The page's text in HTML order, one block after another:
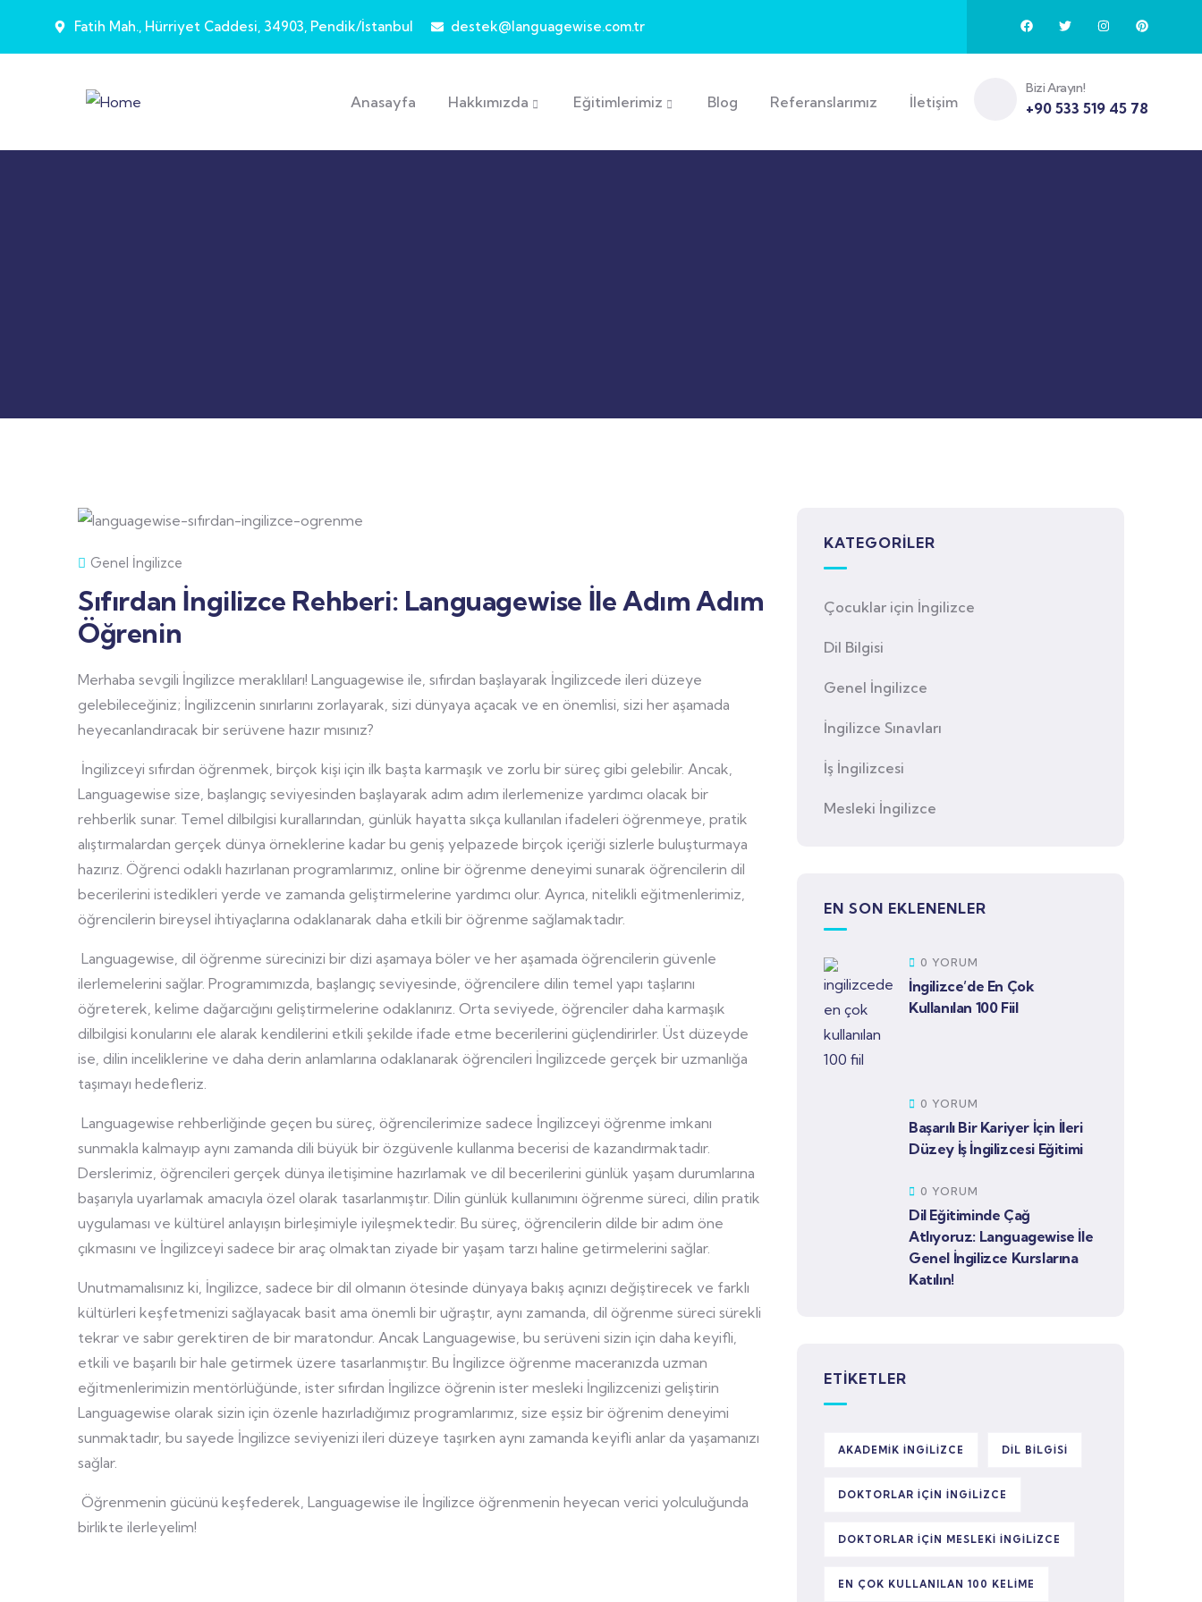
Fatih Mah., Hürriyet Caddesi, 34903, Pendik/İstanbul destek@languagewise.com.tr
Anasayfa Hakkımızda Eğitimlerimiz Blog Referanslarımız İletişim
Bizi Arayın!
+90 533 519 45 78
Genel İngilizce
Sıfırdan İngilizce Rehberi: Languagewise İle Adım Adım
Öğrenin
Merhaba sevgili İngilizce meraklıları! Languagewise ile, sıfırdan başlayarak İngilizcede ileri düzeye
gelebileceğiniz; İngilizcenin sınırlarını zorlayarak, sizi dünyaya açacak ve en önemlisi, sizi her aşamada
heyecanlandıracak bir serüvene hazır mısınız?
İngilizceyi sıfırdan öğrenmek, birçok kişi için ilk başta karmaşık ve zorlu bir süreç gibi gelebilir. Ancak,
Languagewise size, başlangıç seviyesinden başlayarak adım adım ilerlemenize yardımcı olacak bir
rehberlik sunar. Temel dilbilgisi kurallarından, günlük hayatta sıkça kullanılan ifadeleri öğrenmeye, pratik
alıştırmalardan gerçek dünya örneklerine kadar bu geniş yelpazede birçok içeriği sizlerle buluşturmaya
hazırız. Öğrenci odaklı hazırlanan programlarımız, online bir öğrenme deneyimi sunarak öğrencilerin dil
becerilerini istedikleri yerde ve zamanda geliştirmelerine yardımcı olur. Ayrıca, nitelikli eğitmenlerimiz,
öğrencilerin bireysel ihtiyaçlarına odaklanarak daha etkili bir öğrenme sağlamaktadır.
Languagewise, dil öğrenme sürecinizi bir dizi aşamaya böler ve her aşamada öğrencilerin güvenle
ilerlemelerini sağlar. Programımızda, başlangıç seviyesinde, öğrencilere dilin temel yapı taşlarını
öğreterek, kelime dağarcığını geliştirmelerine odaklanırız. Orta seviyede, öğrenciler daha karmaşık
dilbilgisi konularını ele alarak kendilerini etkili şekilde ifade etme becerilerini güçlendirirler. Üst düzeyde
ise, dilin inceliklerine ve daha derin anlamlarına odaklanarak öğrencileri İngilizcede gerçek bir uzmanlığa
taşımayı hedefleriz.
Languagewise rehberliğinde geçen bu süreç, öğrencilerimize sadece İngilizceyi öğrenme imkanı
sunmakla kalmayıp aynı zamanda dili büyük bir özgüvenle kullanma becerisi de kazandırmaktadır.
Derslerimiz, öğrencileri gerçek dünya iletişimine hazırlamak ve dil becerilerini günlük yaşam durumlarına
başarıyla uyarlamak amacıyla özel olarak tasarlanmıştır. Dilin günlük kullanımını öğrenme süreci, dilin pratik
uygulaması ve kültürel anlayışın birleşimiyle iyileşmektedir. Bu süreç, öğrencilerin dilde bir adım öne
çıkmasını ve İngilizceyi sadece bir araç olmaktan ziyade bir yaşam tarzı haline getirmelerini sağlar.
Unutmamalısınız ki, İngilizce, sadece bir dil olmanın ötesinde dünyaya bakış açınızı değiştirecek ve farklı
kültürleri keşfetmenizi sağlayacak basit ama önemli bir uğraştır, aynı zamanda, dil öğrenme süreci sürekli
tekrar ve sabır gerektiren de bir maratondur. Ancak Languagewise, bu serüveni sizin için daha keyifli,
etkili ve başarılı bir hale getirmek üzere tasarlanmıştır. Bu İngilizce öğrenme maceranızda uzman
eğitmenlerimizin mentörlüğünde, ister sıfırdan İngilizce öğrenin ister mesleki İngilizcenizi geliştirin
Languagewise olarak sizin için özenle hazırladığımız programlarımız, size eşsiz bir öğrenim deneyimi
sunmaktadır, bu sayede İngilizce seviyenizi ileri düzeye taşırken aynı zamanda keyifli anlar da yaşamanızı
sağlar.
Öğrenmenin gücünü keşfederek, Languagewise ile İngilizce öğrenmenin heyecan verici yolculuğunda
birlikte ilerleyelim!
KATEGORILER
Çocuklar için İngilizce
Dil Bilgisi
Genel İngilizce
İngilizce Sınavları
İş İngilizcesi
Mesleki İngilizce
EN SON EKLENENLER
0 YORUM
İngilizce’de En Çok
Kullanılan 100 Fiil
0 YORUM
Başarılı Bir Kariyer İçin İleri
Düzey İş İngilizcesi Eğitimi
0 YORUM
Dil Eğitiminde Çağ
Atlıyoruz: Languagewise İle
Genel İngilizce Kurslarına
Katılın!
ETIKETLER
AKADEMIK INGILIZCE DIL BILGISI
DOKTORLAR IÇIN INGILIZCE
DOKTORLAR IÇIN MESLEKI INGILIZCE
EN ÇOK KULLANILAN 100 KELIME